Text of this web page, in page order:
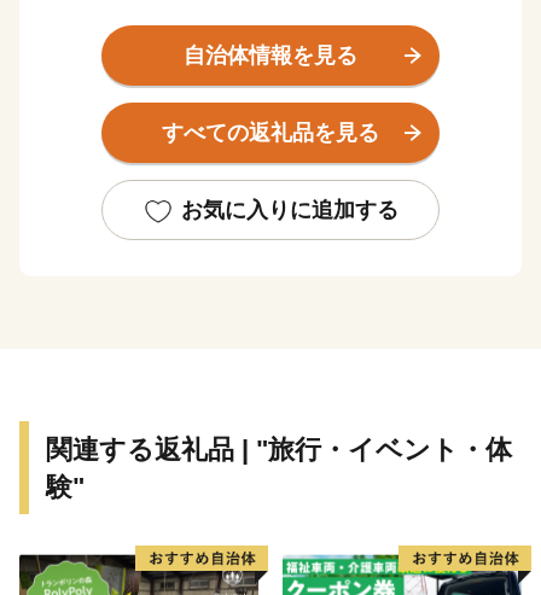
もてなしの心を育んできた鳥羽市。美しい海、その恩恵
に彩られる海の幸、
独自の自然や文化を残す4つの離島、今なお受け継がれ
る海女漁の文化。
守り、海と人が輝き続けること。訪れた人も暮らす人
も、みんなの
【お問い合わせ先（コールセンター）】
自治体情報を見る
すべての返礼品を見る
お気に入りに追加する
関連する返礼品 | "旅行・イベント・体
験"